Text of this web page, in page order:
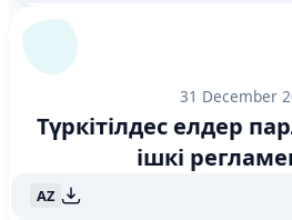
31 December
Түркітілдес елдер
ішкі
AZ